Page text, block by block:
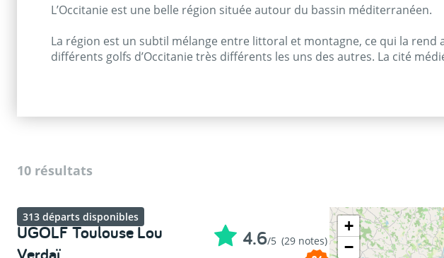
L’Occitanie est une belle région située autour du bassin méditerranéen.
La région est un subtil mélange entre littoral et montagne, ce qui la
différents golfs d’Occitanie très différents les uns des autres. La cité
10 résultats
313 départs disponibles
UGOLF Toulouse Lou
4.6/5 (29 notes)
+
−